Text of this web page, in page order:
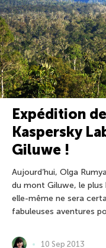
Expédition
Kaspersky
Giluwe !
Aujourd’hui, Olga
du mont Giluwe, le plus
elle-même ne sera
fabuleuses aventures
10 Sep 2013